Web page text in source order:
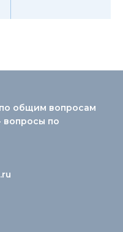
общим вопросам
вопросы по